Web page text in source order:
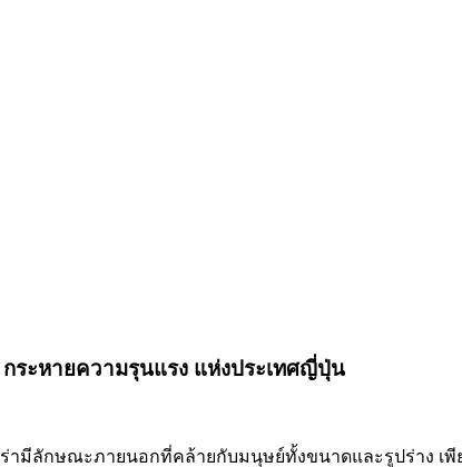
ระหายความรุนแรง แห่งประเทศญี่ปุ่น
ลักษณะภายนอกที่คล้ายกับมนุษย์ทั้งขนาดและรูปร่าง เพี